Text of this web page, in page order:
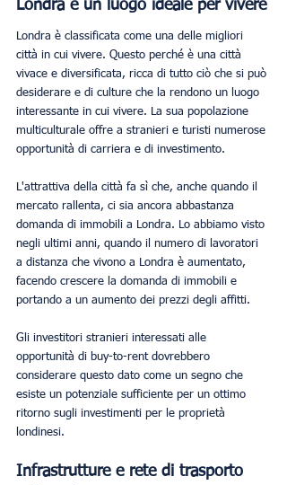
Londra è un luogo ideale per vivere
Londra è classificata come una delle migliori
città in cui vivere. Questo perché è una città
vivace e diversificata, ricca di tutto ciò che si può
desiderare e di culture che la rendono un luogo
interessante in cui vivere. La sua popolazione
multiculturale offre a stranieri e turisti numerose
opportunità di carriera e di investimento.
L'attrattiva della città fa sì che, anche quando il
mercato rallenta, ci sia ancora abbastanza
domanda di immobili a Londra. Lo abbiamo visto
negli ultimi anni, quando il numero di lavoratori
a distanza che vivono a Londra è aumentato,
facendo crescere la domanda di immobili e
portando a un aumento dei prezzi degli affitti.
Gli investitori stranieri interessati alle
opportunità di buy-to-rent dovrebbero
considerare questo dato come un segno che
esiste un potenziale sufficiente per un ottimo
ritorno sugli investimenti per le proprietà
londinesi.
Infrastrutture e rete di trasporto